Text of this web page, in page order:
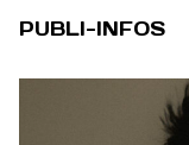
PUBLI-INFOS